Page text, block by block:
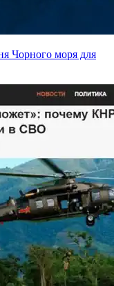
Чорного моря для